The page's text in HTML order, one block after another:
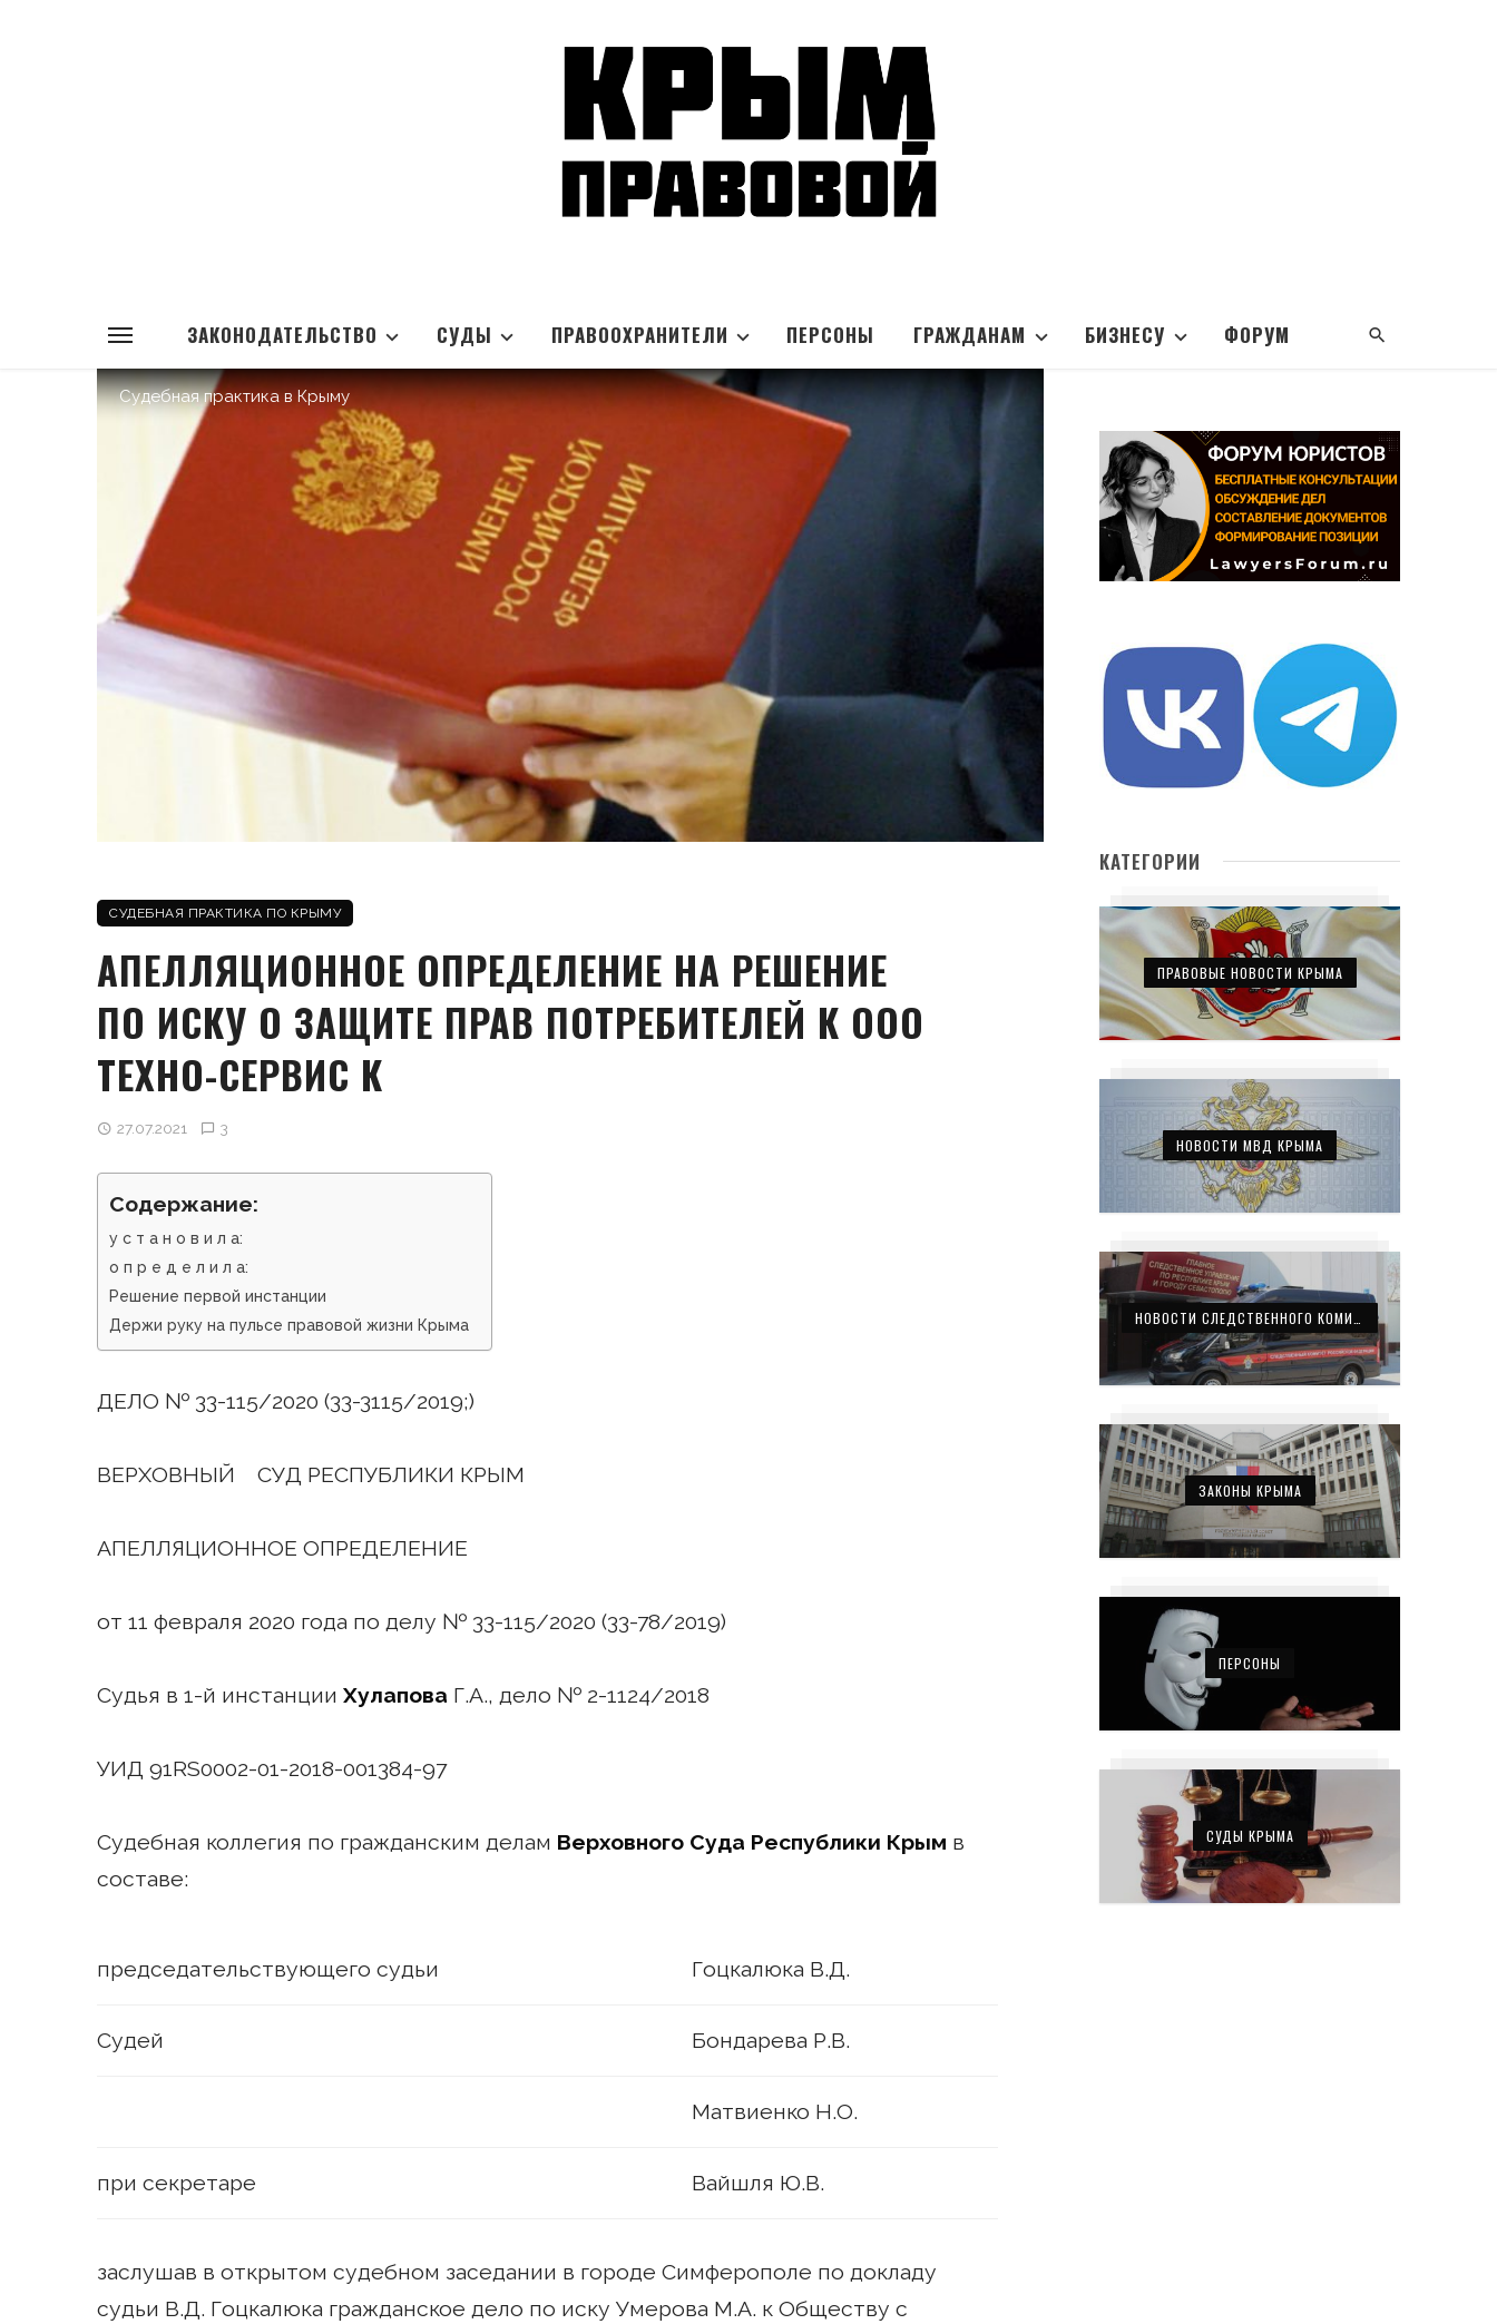
ЗАКОНОДАТЕЛЬСТВО СУДЫ ПРАВООХРАНИТЕЛИ ПЕРСОНЫ ГРАЖДАНАМ БИЗНЕСУ ФОРУМ
Судебная практика в Крыму
СУДЕБНАЯ ПРАКТИКА ПО КРЫМУ
АПЕЛЛЯЦИОННОЕ ОПРЕДЕЛЕНИЕ НА РЕШЕНИЕ
ПО ИСКУ О ЗАЩИТЕ ПРАВ ПОТРЕБИТЕЛЕЙ К ООО
ТЕХНО-СЕРВИС К
27.07.2021 3
Содержание:
у с т а н о в и л а:
о п р е д е л и л а:
Решение первой инстанции
Держи руку на пульсе правовой жизни Крыма
ДЕЛО № 33-115/2020 (33-3115/2019;)
ВЕРХОВНЫЙ СУД РЕСПУБЛИКИ КРЫМ
АПЕЛЛЯЦИОННОЕ ОПРЕДЕЛЕНИЕ
от 11 февраля 2020 года по делу № 33-115/2020 (33-78/2019)
Судья в 1-й инстанции Хулапова Г.А., дело № 2-1124/2018
УИД 91RS0002-01-2018-001384-97
Судебная коллегия по гражданским делам Верховного Суда Республики Крым в
составе:
председательствующего судьи Гоцкалюка В.Д.
Судей Бондарева Р.В.
Матвиенко Н.О.
при секретаре Вайшля Ю.В.
заслушав в открытом судебном заседании в городе Симферополе по докладу
судьи В.Д. Гоцкалюка гражданское дело по иску Умерова М.А. к Обществу с
КАТЕГОРИИ
ПРАВОВЫЕ НОВОСТИ КРЫМА
НОВОСТИ МВД КРЫМА
ЗАКОНЫ КРЫМА
ПЕРСОНЫ
СУДЫ КРЫМА